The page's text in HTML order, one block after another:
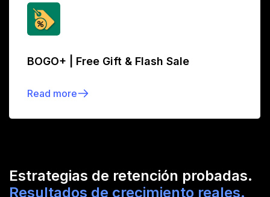
BOGO+ | Free Gift & Flash Sale
Read more
Estrategias de retención probadas.
Resultados de crecimiento reales.